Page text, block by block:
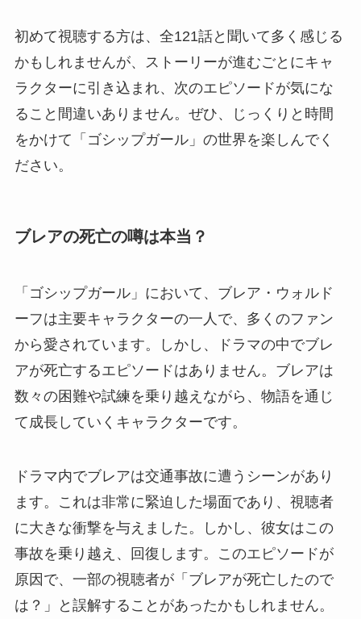
初めて視聴する方は、全121話と聞いて多く感じる
かもしれませんが、ストーリーが進むごとにキャ
ラクターに引き込まれ、次のエピソードが気にな
ること間違いありません。ぜひ、じっくりと時間
をかけて「ゴシップガール」の世界を楽しんでく
ださい。
ブレアの死亡の噂は本当？
「ゴシップガール」において、ブレア・ウォルド
ーフは主要キャラクターの一人で、多くのファン
から愛されています。しかし、ドラマの中でブレ
アが死亡するエピソードはありません。ブレアは
数々の困難や試練を乗り越えながら、物語を通じ
て成長していくキャラクターです。
ドラマ内でブレアは交通事故に遭うシーンがあり
ます。これは非常に緊迫した場面であり、視聴者
に大きな衝撃を与えました。しかし、彼女はこの
事故を乗り越え、回復します。このエピソードが
原因で、一部の視聴者が「ブレアが死亡したので
は？」と誤解することがあったかもしれません。